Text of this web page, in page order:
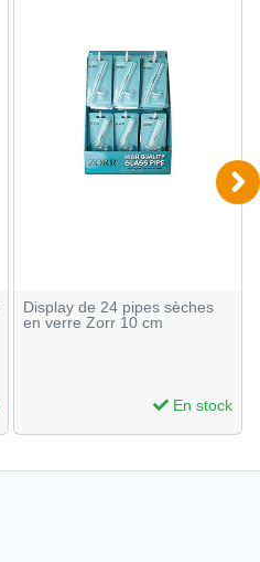
Display de 24 pipes sèches
en verre Zorr 10 cm
En stock